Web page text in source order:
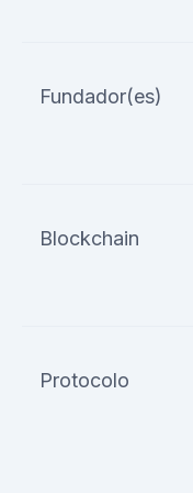
Fundador(es)
Blockchain
Protocolo